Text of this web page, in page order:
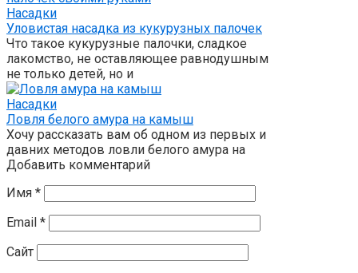
Насадки
Уловистая насадка из кукурузных палочек
Что такое кукурузные палочки, сладкое
лакомство, не оставляющее равнодушным
не только детей, но и
Насадки
Ловля белого амура на камыш
Хочу рассказать вам об одном из первых и
давних методов ловли белого амура на
Добавить комментарий
Имя *
Email *
Сайт